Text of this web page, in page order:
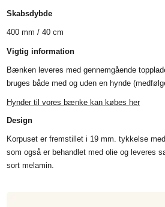
Skabsdybde
400 mm / 40 cm
Vigtig information
Bænken leveres med gennemgående
bruges både med og uden en hynde
Hynder til vores bænke kan købes her
Design
Korpuset er fremstillet i 19 mm. tykkelse
som også er behandlet med olie og leveres
sort melamin.